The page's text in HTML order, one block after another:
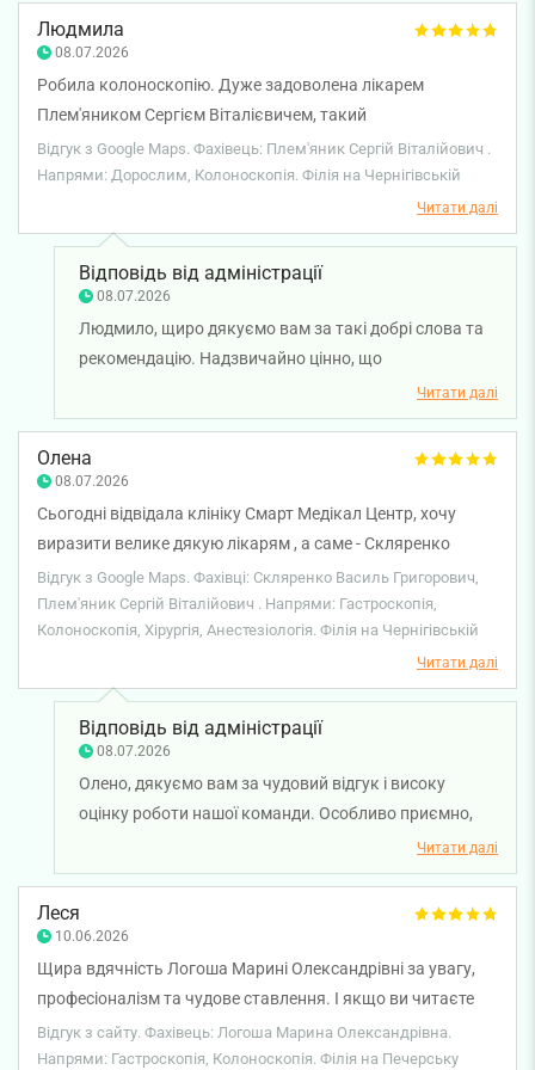
Людмила
08.07.2026
Робила колоноскопію. Дуже задоволена лікарем
Плем'яником Сергієм Віталієвичем, такий
уважний,чуйний, все розпитав про проблему і дав поради.
Тут в клініці всі лікарі і медсестри дуже сподобались.
Відгук з Google Maps. Фахівець: Плем'яник Сергій Віталійович .
Напрями: Дорослим, Колоноскопія. Філія на Чернігівській
Читати далі
Відповідь від адміністрації
08.07.2026
Людмило, щиро дякуємо вам за такі добрі слова та
рекомендацію. Надзвичайно цінно, що
професіоналізм, уважність і чуйне ставлення лікаря-
ендоскопіста Сергія Плем'яника залишили у вас
позитивні враження, а обстеження пройшло
комфортно. Бажаємо вам міцного здоров'я!
Читати далі
Олена
08.07.2026
Сьогодні відвідала клініку Смарт Медікал Центр, хочу
виразити велике дякую лікарям , а саме - Скляренко
Василь Григорович, Плем'яник Сергій Віталійович,
медичному персоналу, так же рецепції, все пройшло
чудово, всі ввічливі, допомогли вирішити всі питання.
Відгук з Google Maps. Фахівці: Скляренко Василь Григорович,
Плем'яник Сергій Віталійович . Напрями: Гастроскопія,
Колоноскопія, Хірургія, Анестезіологія. Філія на Чернігівській
Читати далі
Відповідь від адміністрації
08.07.2026
Олено, дякуємо вам за чудовий відгук і високу
оцінку роботи нашої команди. Особливо приємно,
анестезіолога Василя Скляренка, лікаря-
ендоскопіста Сергія Плем'яника, уважне ставлення
медичного персоналу та якісний сервіс на рецепції.
Бажаємо вам міцного здоров'я!
Читати далі
Леся
10.06.2026
Щира вдячність Логоша Марині Олександрівні за увагу,
професіоналізм та чудове ставлення. І якщо ви читаєте
відгук перед візитом - рекомендую зробити все під
медікаментозним сном. Маю досвід під місцевою
Відгук з сайту. Фахівець: Логоша Марина Олександрівна.
Напрями: Гастроскопія, Колоноскопія. Філія на Печерську